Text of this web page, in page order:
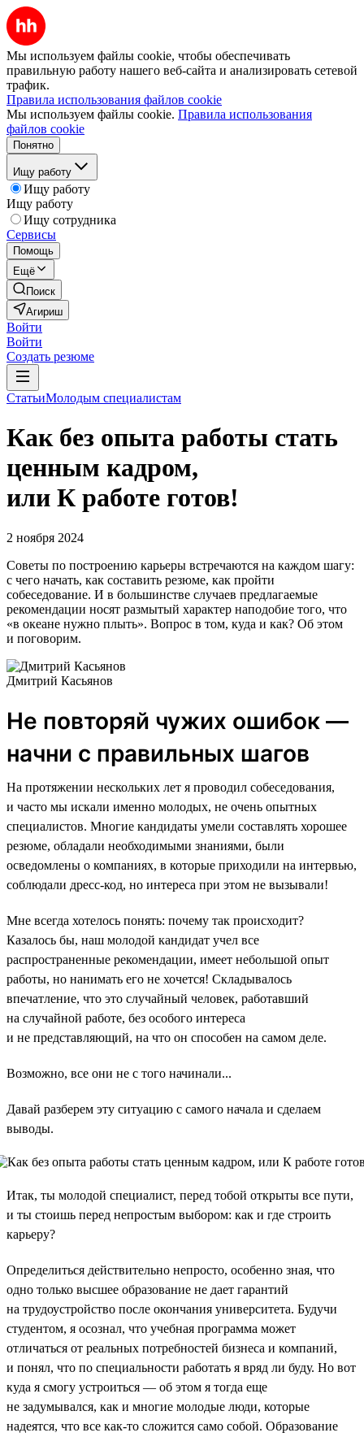
Мы используем файлы cookie, чтобы обеспечивать
правильную работу нашего веб-сайта и анализировать сетевой
трафик.
Правила использования файлов cookie
Мы используем файлы cookie. Правила использования
файлов cookie
Понятно
Ищу работу
Ищу работу
Ищу работу
Ищу сотрудника
Сервисы
Помощь
Ещё
Поиск
Агириш
Войти
Войти
Создать резюме
СтатьиМолодым специалистам
Как без опыта работы стать
ценным кадром,
или К работе готов!
2 ноября 2024
Советы по построению карьеры встречаются на каждом шагу:
с чего начать, как составить резюме, как пройти
собеседование. И в большинстве случаев предлагаемые
рекомендации носят размытый характер наподобие того, что
«в океане нужно плыть». Вопрос в том, куда и как? Об этом
и поговорим.
Дмитрий Касьянов
Не повторяй чужих ошибок —
начни с правильных шагов
На протяжении нескольких лет я проводил собеседования,
и часто мы искали именно молодых, не очень опытных
специалистов. Многие кандидаты умели составлять хорошее
резюме, обладали необходимыми знаниями, были
осведомлены о компаниях, в которые приходили на интервью,
соблюдали дресс-код, но интереса при этом не вызывали!
Мне всегда хотелось понять: почему так происходит?
Казалось бы, наш молодой кандидат учел все
распространенные рекомендации, имеет небольшой опыт
работы, но нанимать его не хочется! Складывалось
впечатление, что это случайный человек, работавший
на случайной работе, без особого интереса
и не представляющий, на что он способен на самом деле.
Возможно, все они не с того начинали...
Давай разберем эту ситуацию с самого начала и сделаем
выводы.
Итак, ты молодой специалист, перед тобой открыты все пути,
и ты стоишь перед непростым выбором: как и где строить
карьеру?
Определиться действительно непросто, особенно зная, что
одно только высшее образование не дает гарантий
на трудоустройство после окончания университета. Будучи
студентом, я осознал, что учебная программа может
отличаться от реальных потребностей бизнеса и компаний,
и понял, что по специальности работать я вряд ли буду. Но вот
куда я смогу устроиться — об этом я тогда еще
не задумывался, как и многие молодые люди, которые
надеятся, что все как-то сложится само собой. Образование